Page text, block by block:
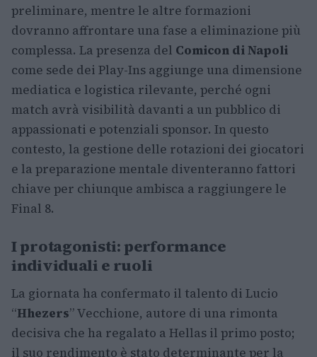
preliminare, mentre le altre formazioni
dovranno affrontare una fase a eliminazione più
complessa. La presenza del Comicon di Napoli
come sede dei Play-Ins aggiunge una dimensione
mediatica e logistica rilevante, perché ogni
match avrà visibilità davanti a un pubblico di
appassionati e potenziali sponsor. In questo
contesto, la gestione delle rotazioni dei giocatori
e la preparazione mentale diventeranno fattori
chiave per chiunque ambisca a raggiungere le
Final 8.
I protagonisti: performance
individuali e ruoli
La giornata ha confermato il talento di Lucio
“Hhezers” Vecchione, autore di una rimonta
decisiva che ha regalato a Hellas il primo posto;
il suo rendimento è stato determinante per la